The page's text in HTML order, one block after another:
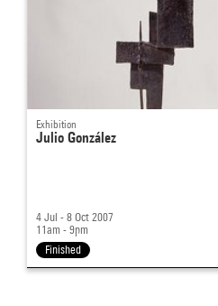
Exhibition
Julio González
4 Jul - 8 Oct 2007
11am - 9pm
Finished